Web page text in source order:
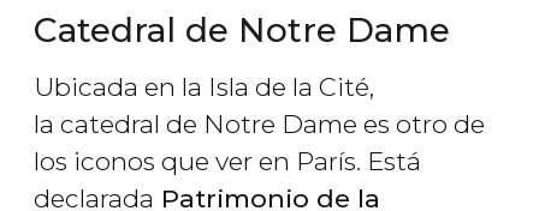
Catedral de Notre Dame
Ubicada en la Isla de la Cité,
la catedral de Notre Dame es otro de
los iconos que ver en París. Está
declarada Patrimonio de la